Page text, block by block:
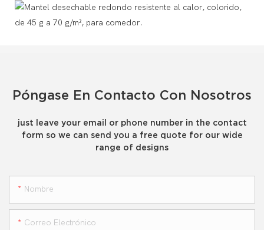
Póngase En Contacto Con Nosotros
just leave your email or phone number in the contact
form so we can send you a free quote for our wide
range of designs
Nombre
Correo Electrónico